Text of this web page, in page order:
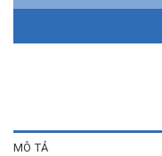
MÔ TẢ